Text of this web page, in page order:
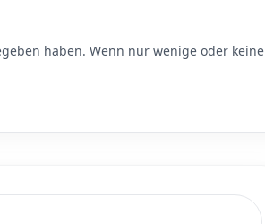
haben. Wenn nur wenige oder keine